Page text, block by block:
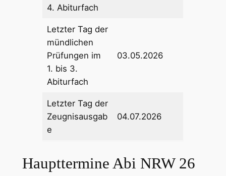
4. Abiturfach
Letzter Tag der
mündlichen
Prüfungen im
1. bis 3.
Abiturfach
03.05.2026
Letzter Tag der
Zeugnisausgab
e
04.07.2026
Haupttermine Abi NRW 26